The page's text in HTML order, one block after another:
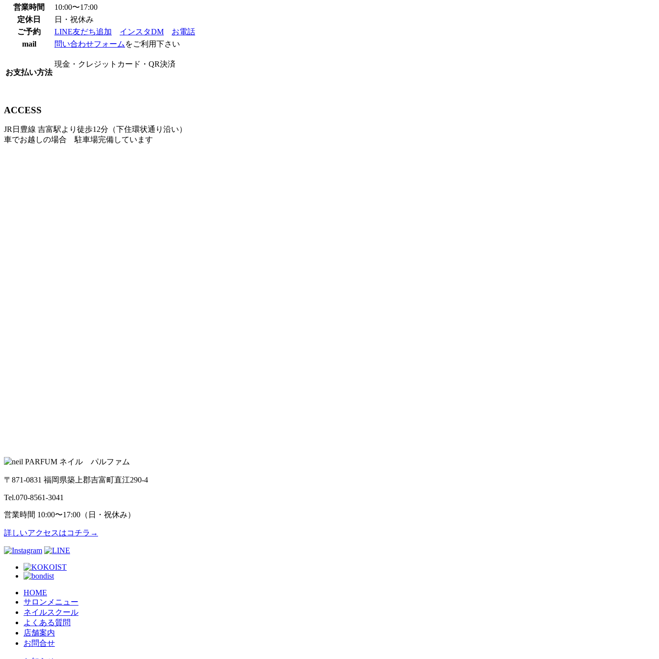
営業時間
10:00〜17:00
定休日
日・祝休み
ご予約
LINE友だち追加 インスタDM
お電話
mail
問い合わせフォーム をご利用下さい
お支払い方法
現金・クレジットカード・QR決済
ACCESS
JR日豊線 吉富駅より徒歩12分（下住環状通り沿い）
車でお越しの場合 駐車場完備しています
〒871-0831 福岡県築上郡吉富町直江290-4
Tel.070-8561-3041
営業時間 10:00〜17:00（日・祝休み）
詳しいアクセスはコチラ→
HOME
サロンメニュー
ネイルスクール
よくある質問
店舗案内
お問合せ